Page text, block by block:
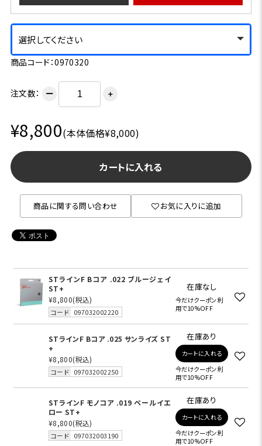
選択してください
商品コード：0970320
注文数： ー ＋
¥8,800(本体価格¥8,000)
カートに入れる
商品に関する問い合わせ お気に入りに追加
STラインF Bコア .022 ブルージェイ
ST+
¥8,800(税込)
コード 097032002220
在庫なし
今だけクーポン利
用で10%OFF
STラインF Bコア .025 サンライズ ST
+
¥8,800(税込)
コード 097032002250
在庫あり
カートに入れる
今だけクーポン利
用で10%OFF
STラインF モノコア .019 ペールイエ
ロー ST+
¥8,800(税込)
コード 097032003190
在庫あり
カートに入れる
今だけクーポン利
用で10%OFF